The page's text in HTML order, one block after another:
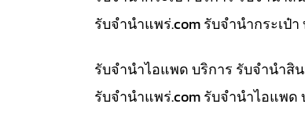
รับจํานําแพร่.com รับจำนำกระเ
รับจำนำไอแพด บริการ รับจำนำสิ
รับจํานําแพร่.com รับจำนำไอแพ